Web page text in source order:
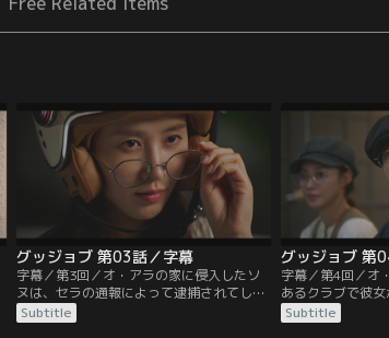
グッジョブ 第03話／字幕
字幕／第3回／オ・アラの家に侵入したソ
ヌは、セラの通報によって逮捕されてしま
う。ジンモの助けですぐに警察から出られ
るが、通報したセラが目障りで彼女の親友
Subtitle
グッジョブ 第
字幕／第4回／オ
あるクラブで彼
ったのではとい
に“女王の涙”を
Subtitle